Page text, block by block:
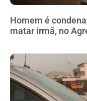
Homem é
matar irmã, no